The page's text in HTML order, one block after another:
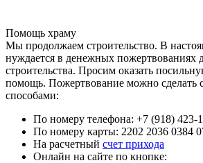
Помощь храму
Мы продолжаем строительство. В
нуждается в денежных пожертвованиях
строительства. Просим оказать
помощь. Пожертвование можно сделать
способами:
По номеру телефона: +7 (918) 423-
По номеру карты: 2202 2036 0384
На расчетный счет прихода
Онлайн на сайте по кнопке: